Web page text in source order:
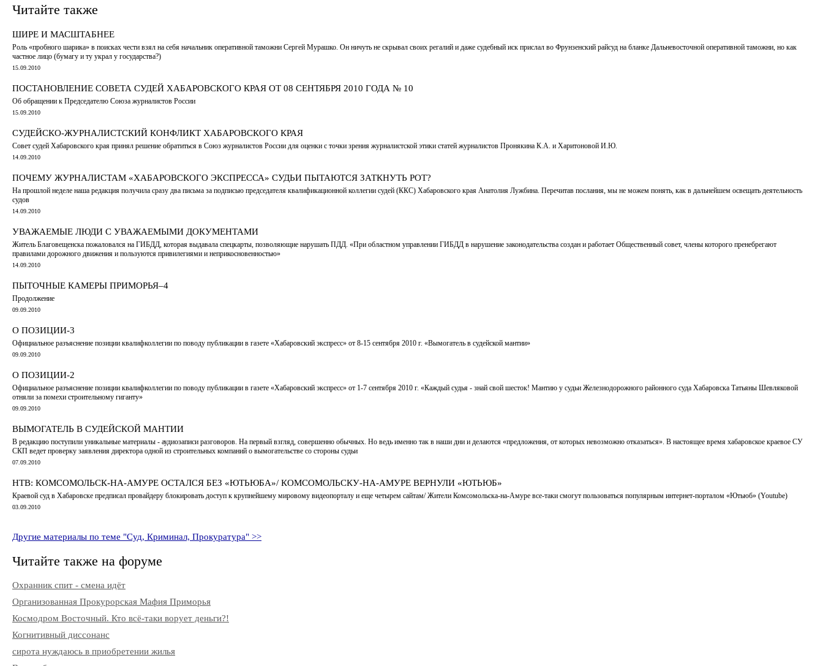
Читайте также
ШИРЕ И МАСШТАБНЕЕ
Роль «пробного шарика» в поисках чести взял на себя начальник оперативной таможни Сергей Мурашко. Он ничуть не скрывал своих регалий и даже судебный иск прислал во Фрунзенский райсуд на бланке Дальневосточной оперативной таможни, но как
частное лицо (бумагу и ту украл у государства?)
15.09.2010
ПОСТАНОВЛЕНИЕ СОВЕТА СУДЕЙ ХАБАРОВСКОГО КРАЯ ОТ 08 СЕНТЯБРЯ 2010 ГОДА № 10
Об обращении к Председателю Союза журналистов России
15.09.2010
СУДЕЙСКО-ЖУРНАЛИСТСКИЙ КОНФЛИКТ ХАБАРОВСКОГО КРАЯ
Совет судей Хабаровского края принял решение обратиться в Союз журналистов России для оценки с точки зрения журналистской этики статей журналистов Пронякина К.А. и Харитоновой И.Ю.
14.09.2010
ПОЧЕМУ ЖУРНАЛИСТАМ «ХАБАРОВСКОГО ЭКСПРЕССА» СУДЬИ ПЫТАЮТСЯ ЗАТКНУТЬ РОТ?
На прошлой неделе наша редакция получила сразу два письма за подписью председателя квалификационной коллегии судей (ККС) Хабаровского края Анатолия Лужбина. Перечитав послания, мы не можем понять, как в дальнейшем освещать деятельность
судов
14.09.2010
УВАЖАЕМЫЕ ЛЮДИ С УВАЖАЕМЫМИ ДОКУМЕНТАМИ
Житель Благовещенска пожаловался на ГИБДД, которая выдавала спецкарты, позволяющие нарушать ПДД. «При областном управлении ГИБДД в нарушение законодательства создан и работает Общественный совет, члены которого пренебрегают
правилами дорожного движения и пользуются привилегиями и неприкосновенностью»
14.09.2010
ПЫТОЧНЫЕ КАМЕРЫ ПРИМОРЬЯ–4
Продолжение
09.09.2010
О ПОЗИЦИИ-3
Официальное разъяснение позиции квалифколлегии по поводу публикации в газете «Хабаровский экспресс» от 8-15 сентября 2010 г. «Вымогатель в судейской мантии»
09.09.2010
О ПОЗИЦИИ-2
Официальное разъяснение позиции квалифколлегии по поводу публикации в газете «Хабаровский экспресс» от 1-7 сентября 2010 г. «Каждый судья - знай свой шесток! Мантию у судьи Железнодорожного районного суда Хабаровска Татьяны Шевляковой
отняли за помехи строительному гиганту»
09.09.2010
ВЫМОГАТЕЛЬ В СУДЕЙСКОЙ МАНТИИ
В редакцию поступили уникальные материалы - аудиозаписи разговоров. На первый взгляд, совершенно обычных. Но ведь именно так в наши дни и делаются «предложения, от которых невозможно отказаться». В настоящее время хабаровское краевое СУ
СКП ведет проверку заявления директора одной из строительных компаний о вымогательстве со стороны судьи
07.09.2010
НТВ: КОМСОМОЛЬСК-НА-АМУРЕ ОСТАЛСЯ БЕЗ «ЮТЬЮБА»/ КОМСОМОЛЬСКУ-НА-АМУРЕ ВЕРНУЛИ «ЮТЬЮБ»
Краевой суд в Хабаровске предписал провайдеру блокировать доступ к крупнейшему мировому видеопорталу и еще четырем сайтам/ Жители Комсомольска-на-Амуре все-таки смогут пользоваться популярным интернет-порталом «Ютьюб» (Youtube)
03.09.2010
Другие материалы по теме "Суд, Криминал, Прокуратура" >>
Читайте также на форуме
Охранник спит - смена идёт
Организованная Прокурорская Мафия Приморья
Космодром Восточный. Кто всё-таки ворует деньги?!
Когнитивный диссонанс
сирота нуждаюсь в приобретении жилья